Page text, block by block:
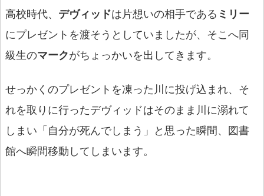
高校時代、 デヴィッドは片想いの相手である ミリー
にプレゼントを渡そうとしていましたが、そこへ同
級生のマークがちょっかいを出してきます。
せっかくのプレゼントを凍った川に投げ込まれ、そ
れを取りに行ったデヴィッドはそのまま川に溺れて
しまい「自分が死んでしまう」と思った瞬間、図書
館へ瞬間移動してしまいます。